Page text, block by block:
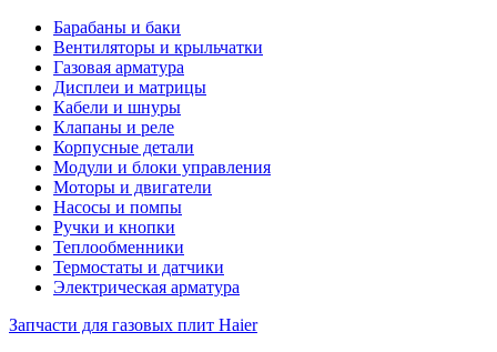
Барабаны и баки
Вентиляторы и крыльчатки
Газовая арматура
Дисплеи и матрицы
Кабели и шнуры
Клапаны и реле
Корпусные детали
Модули и блоки управления
Моторы и двигатели
Насосы и помпы
Ручки и кнопки
Теплообменники
Термостаты и датчики
Электрическая арматура
Запчасти для газовых плит Haier